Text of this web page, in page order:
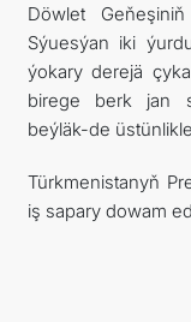
Döwlet
Sýuesýan iki
ýokary derejä
birege berk jan
beýläk-de
Türkmenistanyň
iş sapary dowam